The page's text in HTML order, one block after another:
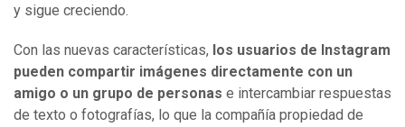
y sigue creciendo.
Con las nuevas características, los usuarios de Instagram
pueden compartir imágenes directamente con un
amigo o un grupo de personas e intercambiar respuestas
de texto o fotografías, lo que la compañía propiedad de